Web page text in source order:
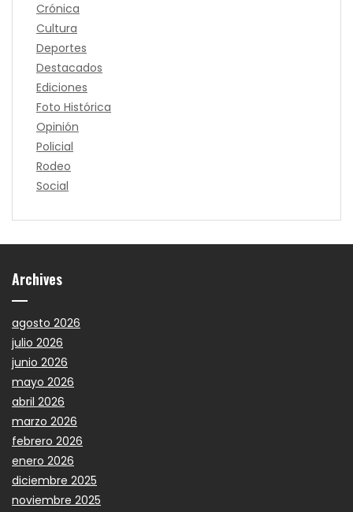
Crónica
Cultura
Deportes
Destacados
Ediciones
Foto Histórica
Opinión
Policial
Rodeo
Social
Archives
agosto 2026
julio 2026
junio 2026
mayo 2026
abril 2026
marzo 2026
febrero 2026
enero 2026
diciembre 2025
noviembre 2025